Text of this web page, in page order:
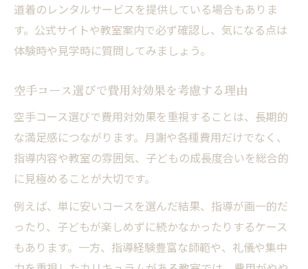
道着のレンタルサービスを提供している場合もありま
す。公式サイトや教室案内で必ず確認し、気になる点は
体験時や見学時に質問してみましょう。
空手コース選びで費用対効果を考慮する理由
空手コース選びで費用対効果を重視することは、長期的
な満足感につながります。月謝や各種費用だけでなく、
指導内容や教室の雰囲気、子どもの成長度合いを総合的
に見極めることが大切です。
例えば、単に安いコースを選んだ結果、指導が画一的だ
ったり、子どもが楽しめずに続かなかったりするケース
もあります。一方、指導経験豊富な師範や、礼儀や集中